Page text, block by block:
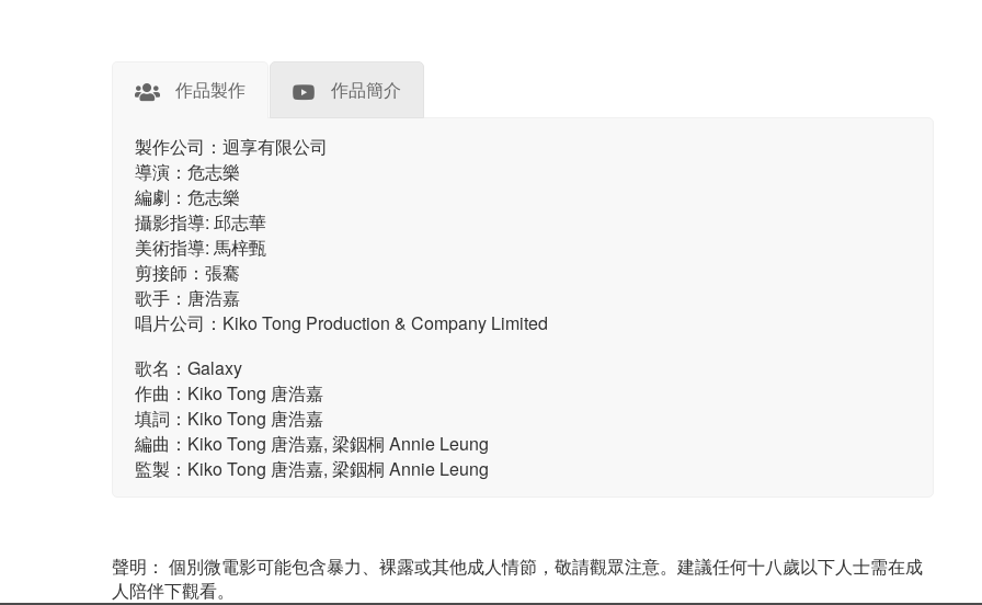
作品製作 作品簡介
製作公司：迴享有限公司
導演：危志樂
編劇：危志樂
攝影指導: 邱志華
美術指導: 馬梓甄
剪接師：張騫
歌手：唐浩嘉
唱片公司：Kiko Tong Production & Company Limited
歌名：Galaxy
作曲：Kiko Tong 唐浩嘉
填詞：Kiko Tong 唐浩嘉
編曲：Kiko Tong 唐浩嘉, 梁銦桐 Annie Leung
監製：Kiko Tong 唐浩嘉, 梁銦桐 Annie Leung
聲明： 個別微電影可能包含暴力、裸露或其他成人情節，敬請觀眾注意。建議任何十八歲以下人士需在成
人陪伴下觀看。